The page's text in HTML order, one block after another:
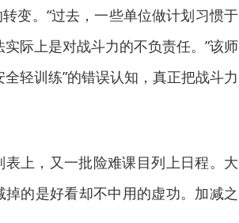
变。“过去，一些单位做计划习惯于
实际上是对战斗力的不负责任。”该师
轻训练”的错误认知，真正把战斗力
上，又一批险难课目列上日程。大
的是好看却不中用的虚功。加减之